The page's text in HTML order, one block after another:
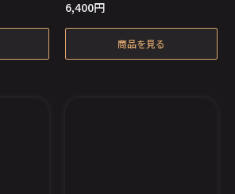
6,400円
商品を見る